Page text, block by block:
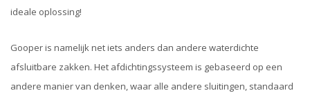
ideale oplossing!
Gooper is namelijk net iets anders dan andere waterdichte
afsluitbare zakken. Het afdichtingssysteem is gebaseerd op een
andere manier van denken, waar alle andere sluitingen, standaard